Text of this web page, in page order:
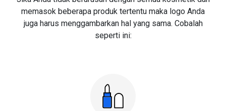
memasok beberapa produk tertentu maka logo Anda
juga harus menggambarkan hal yang sama. Cobalah
seperti ini: